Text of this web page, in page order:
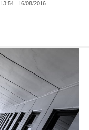
13:54 | 16/08/2016